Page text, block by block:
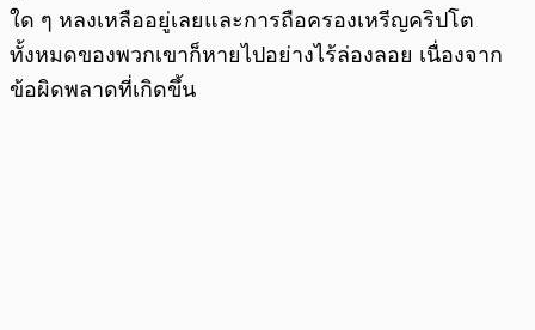
ใด ๆ หลงเหลืออยู่เลยและการถือครองเหรีญคริปโต
ทั้งหมดของพวกเขาก็หายไปอย่างไร้ล่องลอย เนื่องจาก
ข้อผิดพลาดที่เกิดขึ้น